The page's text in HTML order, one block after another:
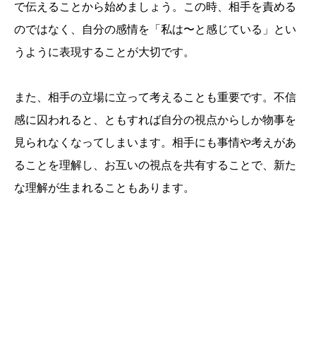
で伝えることから始めましょう。この時、相手を責める
のではなく、自分の感情を「私は〜と感じている」とい
うように表現することが大切です。
また、相手の立場に立って考えることも重要です。不信
感に囚われると、ともすれば自分の視点からしか物事を
見られなくなってしまいます。相手にも事情や考えがあ
ることを理解し、お互いの視点を共有することで、新た
な理解が生まれることもあります。